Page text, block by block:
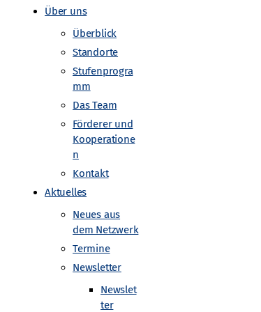
Über uns
Überblick
Standorte
Stufenprogra
mm
Das Team
Förderer und
Kooperatione
n
Kontakt
Aktuelles
Neues aus
dem Netzwerk
Termine
Newsletter
Newslet
ter